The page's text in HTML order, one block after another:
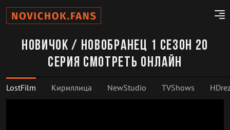
Новичок / Новобранец 1 сезон 20
серия смотреть онлайн
LostFilm Кириллица NewStudio TVShows